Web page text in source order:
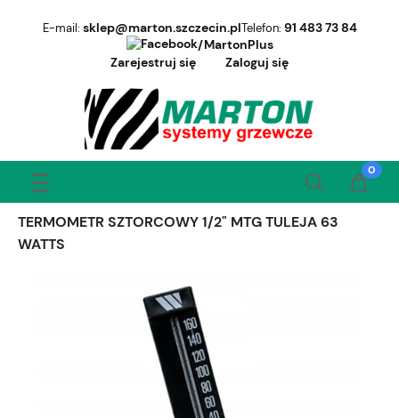
E-mail: sklep@marton.szczecin.plTelefon: 91 483 73 84
/MartonPlus
Zarejestruj się
Zaloguj się
TERMOMETR SZTORCOWY 1/2" MTG TULEJA 63
WATTS